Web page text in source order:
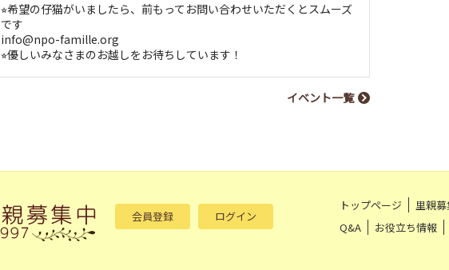
⭐︎希望の仔猫がいましたら、前もってお問い合わせいただくとスムーズ
です
info@npo-famille.org
⭐︎優しいみなさまのお越しをお待ちしています！
イベント一覧
会員登録 ログイン
トップページ 里親
Q&A
お役立ち情報